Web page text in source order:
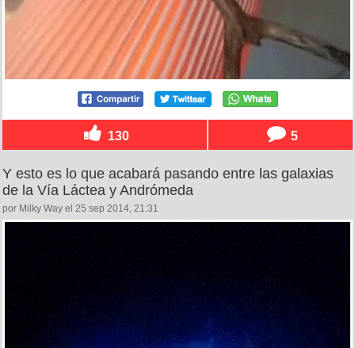
130 5
Y esto es lo que acabará pasando entre las galaxias
de la Vía Láctea y Andrómeda
por Milky Way el 25 sep 2014, 21:31